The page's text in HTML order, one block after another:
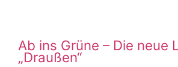
Ab ins Grüne – Die neue
„Draußen“